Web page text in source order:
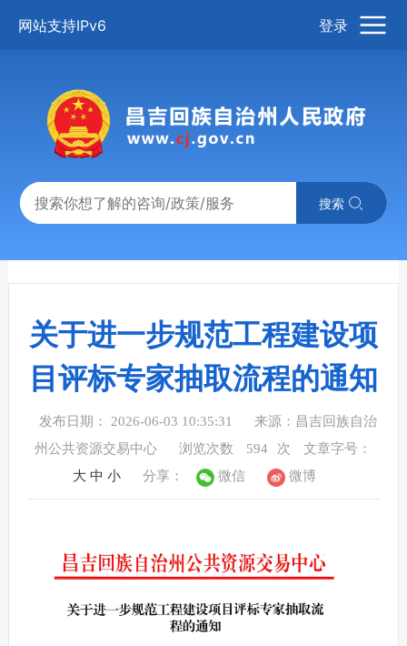
网站支持IPv6 登录
搜索
关于进一步规范工程建设项
目评标专家抽取流程的通知
发布日期： 2026-06-03 10:35:31
来源：昌吉回族自治
州公共资源交易中心
浏览次数 594 次
文章字号：
大 中 小 分享： 微信 微博